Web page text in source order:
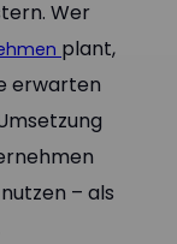
Wer
plant,
erwarten
– als